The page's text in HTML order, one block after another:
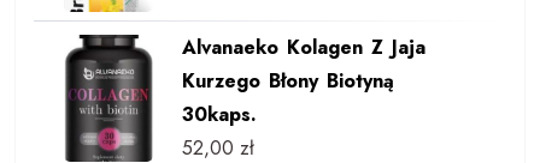
Alvanaeko Kolagen Z Jaja
Kurzego Błony Biotyną
30kaps.
52,00 zł